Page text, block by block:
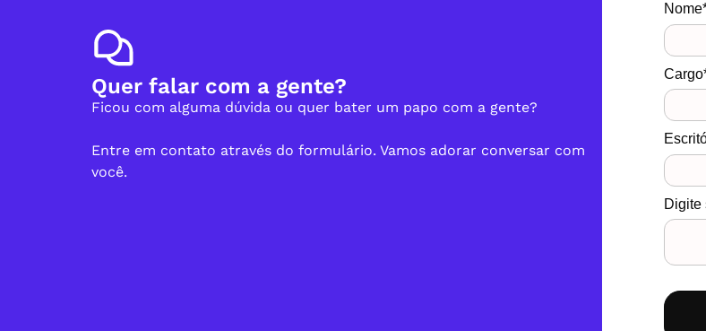
Quer falar com a gente?
Ficou com alguma dúvida ou quer bater um papo com a gente?
Entre em contato através do formulário. Vamos adorar conversar com
você.
Digite